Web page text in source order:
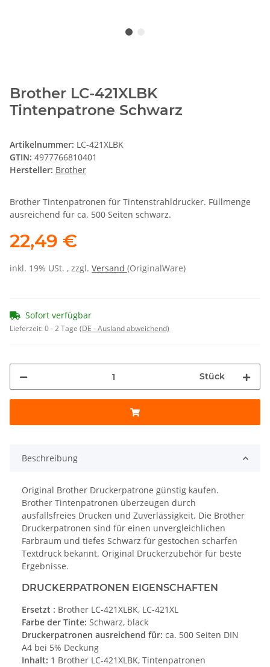
Brother LC-421XLBK
Tintenpatrone Schwarz
Artikelnummer: LC-421XLBK
GTIN: 4977766810401
Hersteller: Brother
Brother Tintenpatronen für Tintenstrahldrucker. Füllmenge
ausreichend für ca. 500 Seiten schwarz.
22,49 €
inkl. 19% USt. , zzgl. Versand (OriginalWare)
Sofort verfügbar
Lieferzeit:0 - 2 Tage (DE - Ausland abweichend)
Stück
Beschreibung
Original Brother Druckerpatrone günstig kaufen.
Brother Tintenpatronen überzeugen durch
ausfallsfreies Drucken und Zuverlässigkeit. Die Brother
Druckerpatronen sind für einen unvergleichlichen
Farbraum und tiefes Schwarz für gestochen scharfen
Textdruck bekannt. Original Druckerzubehör für beste
Ergebnisse.
DRUCKERPATRONEN EIGENSCHAFTEN
Ersetzt : Brother LC-421XLBK, LC-421XL
Farbe der Tinte: Schwarz, black
Druckerpatronen ausreichend für: ca. 500 Seiten DIN
A4 bei 5% Deckung
Inhalt: 1 Brother LC-421XLBK, Tintenpatronen